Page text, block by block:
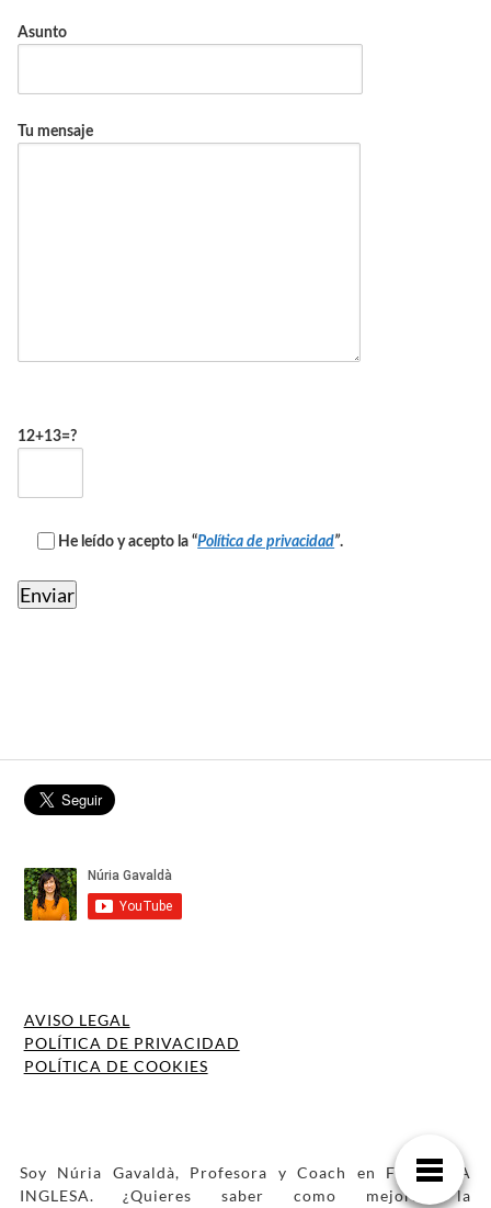
Asunto
Tu mensaje
12+13=?
He leído y acepto la “Política de privacidad”.
AVISO LEGAL
POLÍTICA DE PRIVACIDAD
POLÍTICA DE COOKIES
Soy Núria Gavaldà, Profesora y Coach en FONÉTICA
INGLESA. ¿Quieres saber como mejorar la